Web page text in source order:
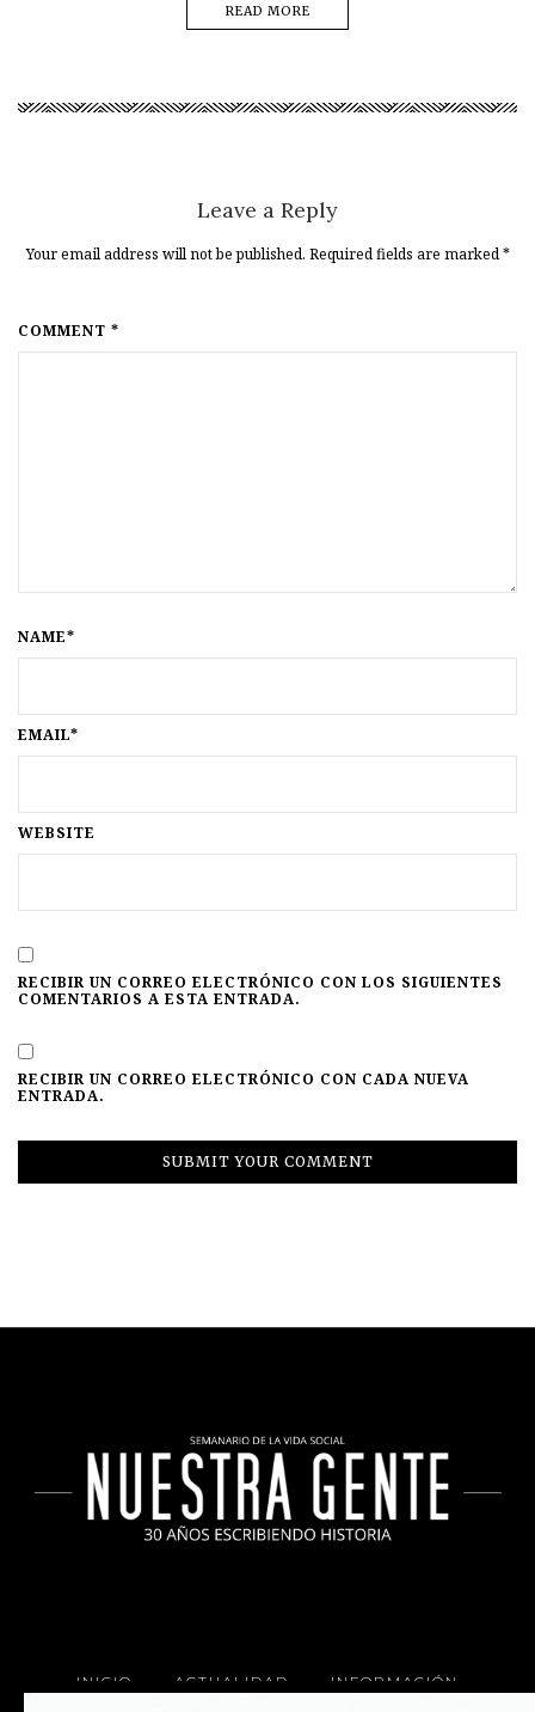
READ MORE
Leave a Reply
Your email address will not be published. Required fields are marked*
COMMENT *
NAME*
EMAIL*
WEBSITE
RECIBIR UN CORREO ELECTRÓNICO CON LOS SIGUIENTES
COMENTARIOS A ESTA ENTRADA.
RECIBIR UN CORREO ELECTRÓNICO CON CADA NUEVA
ENTRADA.
INICIO ACTUALIDAD INFORMACIÓN